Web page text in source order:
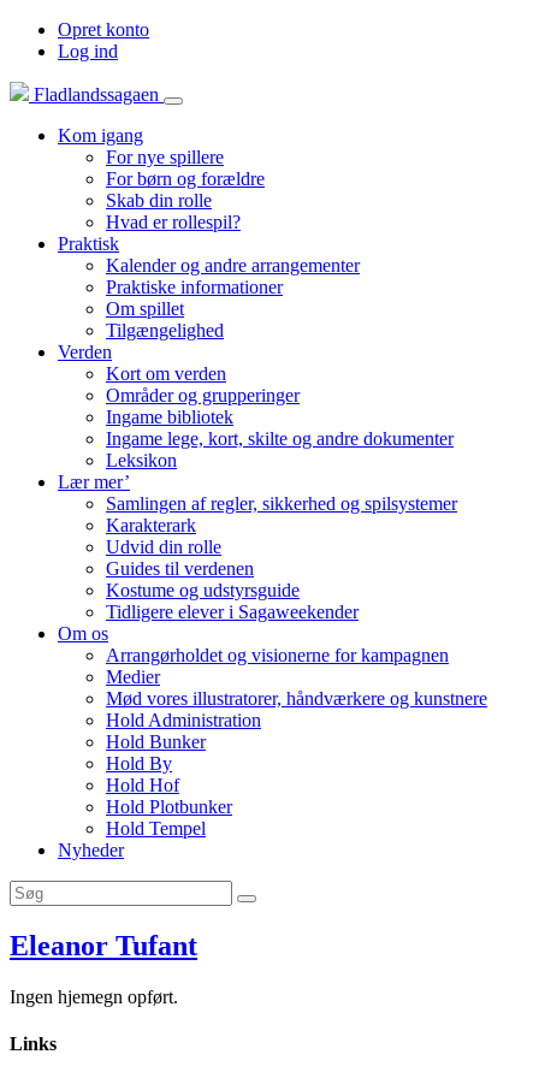
Opret konto
Log ind
Fladlandssagaen
Kom igang
For nye spillere
For børn og forældre
Skab din rolle
Hvad er rollespil?
Praktisk
Kalender og andre arrangementer
Praktiske informationer
Om spillet
Tilgængelighed
Verden
Kort om verden
Områder og grupperinger
Ingame bibliotek
Ingame lege, kort, skilte og andre dokumenter
Leksikon
Lær mer’
Samlingen af regler, sikkerhed og spilsystemer
Karakterark
Udvid din rolle
Guides til verdenen
Kostume og udstyrsguide
Tidligere elever i Sagaweekender
Om os
Arrangørholdet og visionerne for kampagnen
Medier
Mød vores illustratorer, håndværkere og kunstnere
Hold Administration
Hold Bunker
Hold By
Hold Hof
Hold Plotbunker
Hold Tempel
Nyheder
Eleanor Tufant
Ingen hjemegn opført.
Links